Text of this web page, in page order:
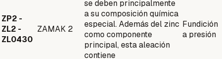
ZP2 -
ZL2 -
ZL0430
ZAMAK 2
se deben principalmente
a su composición química
especial. Además del zinc
como componente
principal, esta aleación
contiene
Fundición
a presión